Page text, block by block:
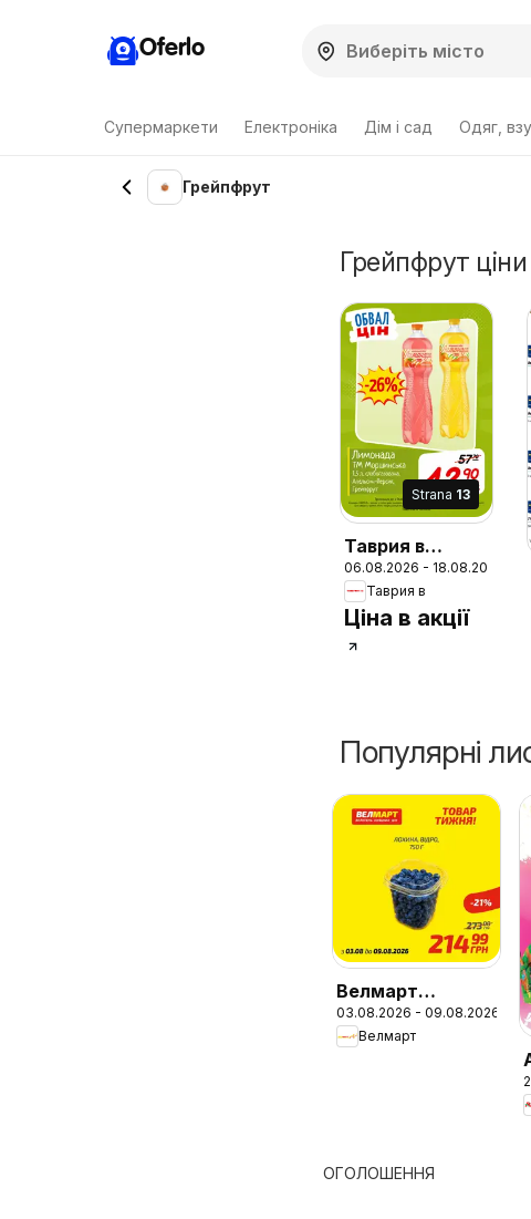
Oferlo
Супермаркети Електроніка Дім і сад Одяг,
Грейпфрут
Грейпфрут
Strana 13
Таврия в
Поточний
каталог
06.08.2026 - 18.08.2026
Таврия в
Ціна в акції
Популярні
Велмарт
Поточний
каталог
03.08.2026 - 09.08.2026
Велмарт
ОГОЛОШЕННЯ